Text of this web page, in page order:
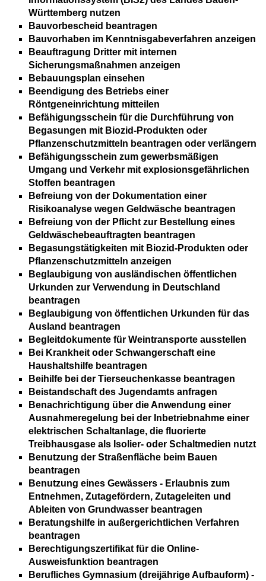
Württemberg nutzen
Bauvorbescheid beantragen
Bauvorhaben im Kenntnisgabeverfahren anzeigen
Beauftragung Dritter mit internen
Sicherungsmaßnahmen anzeigen
Bebauungsplan einsehen
Beendigung des Betriebs einer
Röntgeneinrichtung mitteilen
Befähigungsschein für die Durchführung von
Begasungen mit Biozid-Produkten oder
Pflanzenschutzmitteln beantragen oder verlängern
Befähigungsschein zum gewerbsmäßigen
Umgang und Verkehr mit explosionsgefährlichen
Stoffen beantragen
Befreiung von der Dokumentation einer
Risikoanalyse wegen Geldwäsche beantragen
Befreiung von der Pflicht zur Bestellung eines
Geldwäschebeauftragten beantragen
Begasungstätigkeiten mit Biozid-Produkten oder
Pflanzenschutzmitteln anzeigen
Beglaubigung von ausländischen öffentlichen
Urkunden zur Verwendung in Deutschland
beantragen
Beglaubigung von öffentlichen Urkunden für das
Ausland beantragen
Begleitdokumente für Weintransporte ausstellen
Bei Krankheit oder Schwangerschaft eine
Haushaltshilfe beantragen
Beihilfe bei der Tierseuchenkasse beantragen
Beistandschaft des Jugendamts anfragen
Benachrichtigung über die Anwendung einer
Ausnahmeregelung bei der Inbetriebnahme einer
elektrischen Schaltanlage, die fluorierte
Treibhausgase als Isolier- oder Schaltmedien nutzt
Benutzung der Straßenfläche beim Bauen
beantragen
Benutzung eines Gewässers - Erlaubnis zum
Entnehmen, Zutagefördern, Zutageleiten und
Ableiten von Grundwasser beantragen
Beratungshilfe in außergerichtlichen Verfahren
beantragen
Berechtigungszertifikat für die Online-
Ausweisfunktion beantragen
Berufliches Gymnasium (dreijährige Aufbauform) -